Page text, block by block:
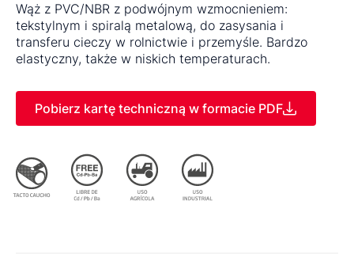
Wąż z PVC/NBR z podwójnym wzmocnieniem:
tekstylnym i spiralą metalową, do zasysania i
transferu cieczy w rolnictwie i przemyśle. Bardzo
elastyczny, także w niskich temperaturach.
Pobierz kartę techniczną w formacie PDF